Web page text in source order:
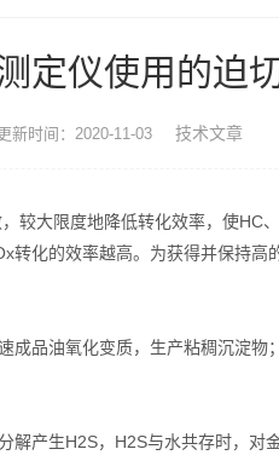
定仪使用的迫
新时间：2020-11-03 技术文章
大限度地降低转化效率，使HC
化的效率越高。为获得并保持高
品油氧化变质，生产粘稠沉淀物
产生H2S，H2S与水共存时，对